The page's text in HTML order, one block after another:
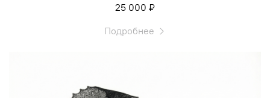
25 000 ₽
Подробнее